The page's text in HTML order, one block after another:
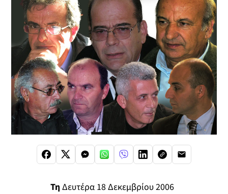
Τη Δευτέρα 18 Δεκεμβρίου 2006